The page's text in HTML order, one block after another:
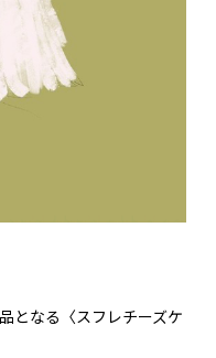
となる〈スフレチーズケ